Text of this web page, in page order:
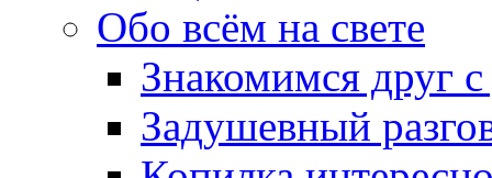
Обо всём на свете
Знакомимся друг
Задушевный